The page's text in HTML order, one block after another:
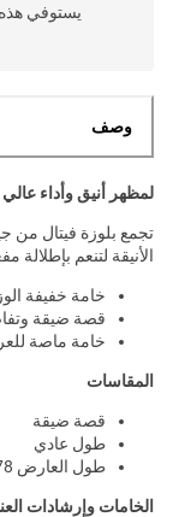
يستوفي
وصف
لمظهر أنيق وأداء عالي
تجمع بلوزة فيتال من
الأنيقة لتنعم بإطلالة
خامة خفيفة الوزن (187 جرامًا للمتر المربع)
قصة ضيقة
خامة ماصة
المقاسات
قصة ضيقة
طول عادي
طول العارض 178 سم/5 أقدام و10 بوصة ويرتدي مقاس M
الخامات وإرشادات